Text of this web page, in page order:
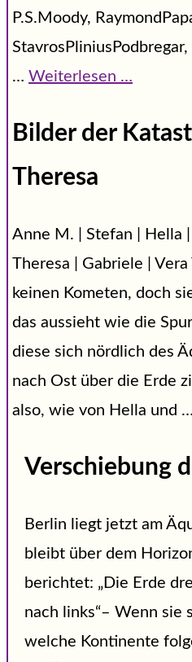
P.S.Moody,
… Weiterlesen …
Bilder der
Theresa
Anne M. | Stefan | Hella |
Theresa | Gabriele |
keinen Kometen, doch
das aussieht wie die
diese sich nördlich des
nach Ost über die Erde
also, wie von Hella und …
Verschiebung
Berlin liegt jetzt am
bleibt über dem
berichtet: „Die Erde
nach links“– Wenn sie
welche Kontinente